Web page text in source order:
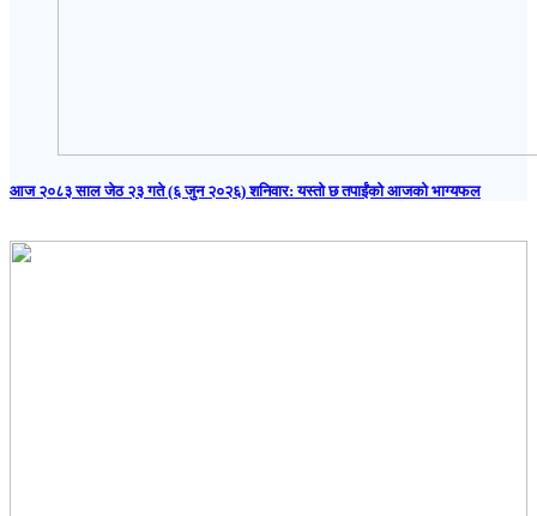
आज २०८३ साल जेठ २३ गते (६ जुन २०२६) शनिवार: यस्तो छ तपाईंको आजको भाग्यफल